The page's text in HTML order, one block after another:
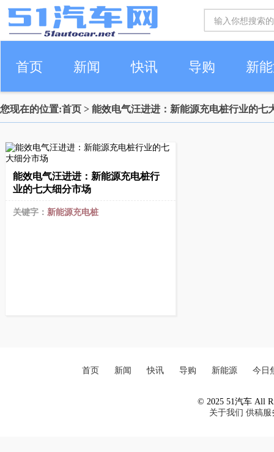
首页 新闻 快讯 导购 新
车生活
您现在的位置:首页 > 能效电气汪进进：新能源充电桩行业的七
能效电气汪进进：新能源充电桩行
业的七大细分市场
关键字： 新能源充电桩
首页 新闻 快讯 导购 新能源 今日
© 2025 51汽车 All
关于我们 供稿服